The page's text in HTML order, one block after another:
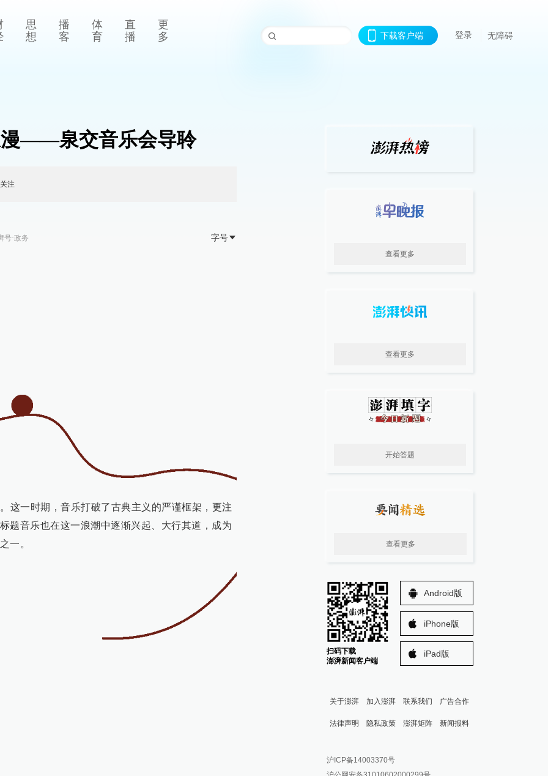
思
想
播
客
体
育
直
播
更
多
下载客户端 登录 无障碍
漫——泉交音乐会导聆
关注
号·政务 字号
这一时期，音乐打破了古典主义的严谨框架，更注
题音乐也在这一浪潮中逐渐兴起、大行其道，成为
一。
查看更多
查看更多
开始答题
查看更多
扫码下载
澎湃新闻客户端
Android版
iPhone版
iPad版
关于澎湃 加入澎湃 联系我们 广告合作
法律声明 隐私政策 澎湃矩阵
澎湃新闻公众号
新闻报料
报料邮箱: news@thepaper.cn
沪ICP备14003370号